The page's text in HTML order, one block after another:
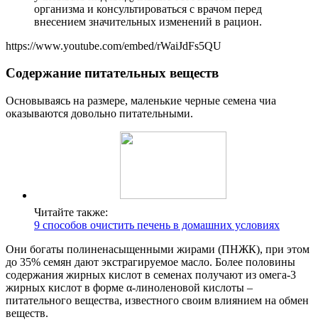
организма и консультироваться с врачом перед
внесением значительных изменений в рацион.
https://www.youtube.com/embed/rWaiJdFs5QU
Содержание питательных веществ
Основываясь на размере, маленькие черные семена чиа
оказываются довольно питательными.
Читайте также:
9 способов очистить печень в домашних условиях
Они богаты полиненасыщенными жирами (ПНЖК), при этом
до 35% семян дают экстрагируемое масло. Более половины
содержания жирных кислот в семенах получают из омега-3
жирных кислот в форме α-линоленовой кислоты –
питательного вещества, известного своим влиянием на обмен
веществ.